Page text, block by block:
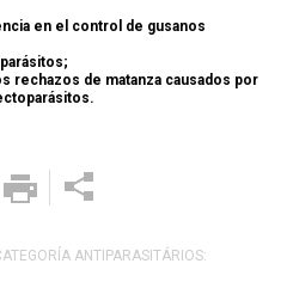
en el control de gusanos
rechazos de matanza causados por
ANTIPARASITÁRIOS: